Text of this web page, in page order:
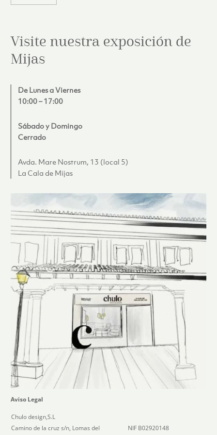
Visite nuestra exposición de
Mijas
De Lunes a Viernes
10:00 – 17:00
Sábado y Domingo
Cerrado
Avda. Mare Nostrum, 13 (local 5)
La Cala de Mijas
Aviso Legal
Chulo design,S.L
Camino de la cruz s/n, Lomas del
NIF B02920148